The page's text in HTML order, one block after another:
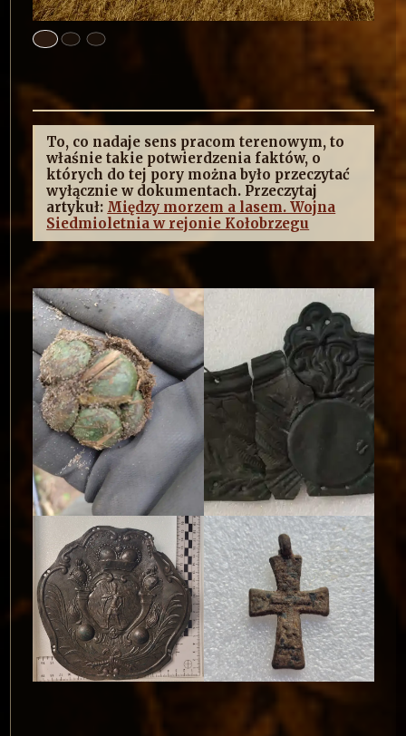
To, co nadaje sens pracom terenowym, to
właśnie takie potwierdzenia faktów, o
których do tej pory można było przeczytać
wyłącznie w dokumentach. Przeczytaj
artykuł: Między morzem a lasem. Wojna
Siedmioletnia w rejonie Kołobrzegu